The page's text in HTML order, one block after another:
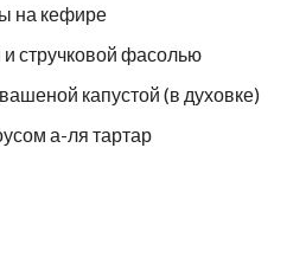
на кефире
стручковой фасолью
капустой (в духовке)
а-ля тартар